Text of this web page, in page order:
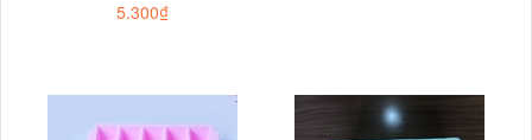
5.300₫